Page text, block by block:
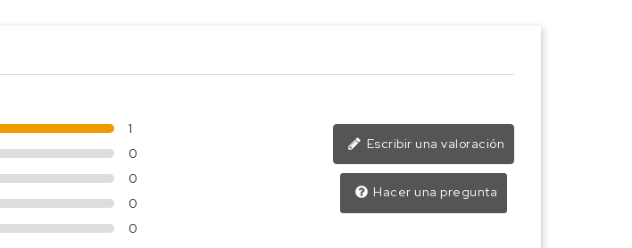
1
0
0
0
0
Escribir una valoración
Hacer una pregunta